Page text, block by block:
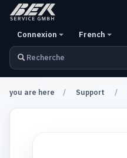
Connexion French
you are here Support